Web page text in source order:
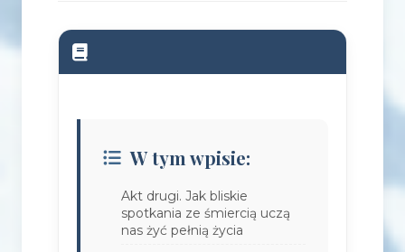
W tym wpisie:
Akt drugi. Jak bliskie
spotkania ze śmiercią uczą
nas żyć pełnią życia